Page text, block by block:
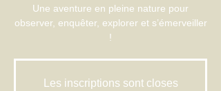
Une aventure en pleine nature pour
observer, enquêter, explorer et s’émerveiller
!
Les inscriptions sont closes